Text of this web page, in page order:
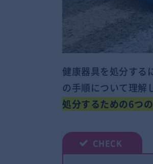
健康器具を処分する
の手順について理解
処分するための6つ